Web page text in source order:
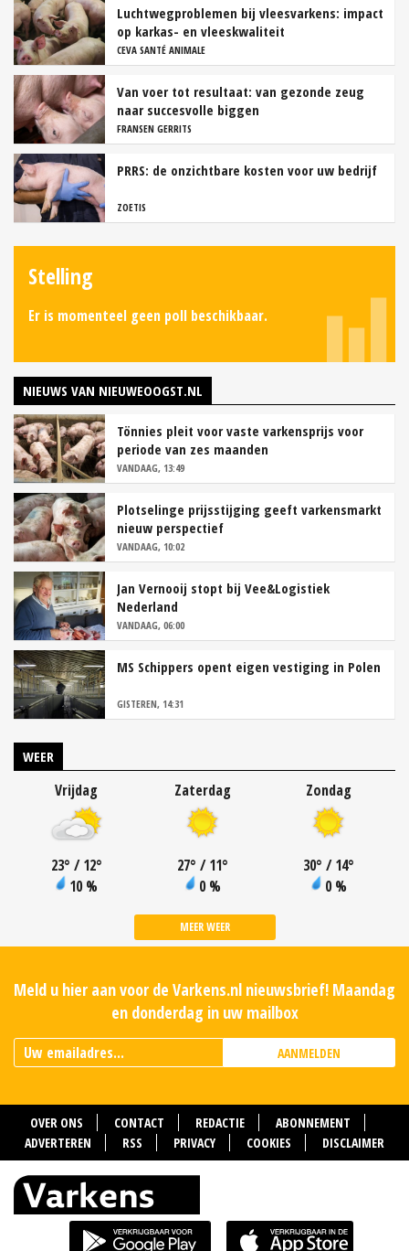
Luchtwegproblemen bij vleesvarkens: impact
op karkas- en vleeskwaliteit
CEVA SANTÉ ANIMALE
Van voer tot resultaat: van gezonde zeug
naar succesvolle biggen
FRANSEN GERRITS
PRRS: de onzichtbare kosten voor uw bedrijf
ZOETIS
Stelling
Er is momenteel geen poll beschikbaar.
NIEUWS VAN NIEUWEOOGST.NL
Tönnies pleit voor vaste varkensprijs voor
periode van zes maanden
VANDAAG, 13:49
Plotselinge prijsstijging geeft varkensmarkt
nieuw perspectief
VANDAAG, 10:02
Jan Vernooij stopt bij Vee&Logistiek
Nederland
VANDAAG, 06:00
MS Schippers opent eigen vestiging in Polen
GISTEREN, 14:31
WEER
Vrijdag
23° / 12°
10 %
Zaterdag
27° / 11°
0 %
Zondag
30° / 14°
0 %
MEER WEER
Meld u hier aan voor de Varkens.nl nieuwsbrief! Maandag
en donderdag in uw mailbox
AANMELDEN
OVER ONS CONTACT REDACTIE
ABONNEMENT
ADVERTEREN
RSS PRIVACY COOKIES DISCLAIMER